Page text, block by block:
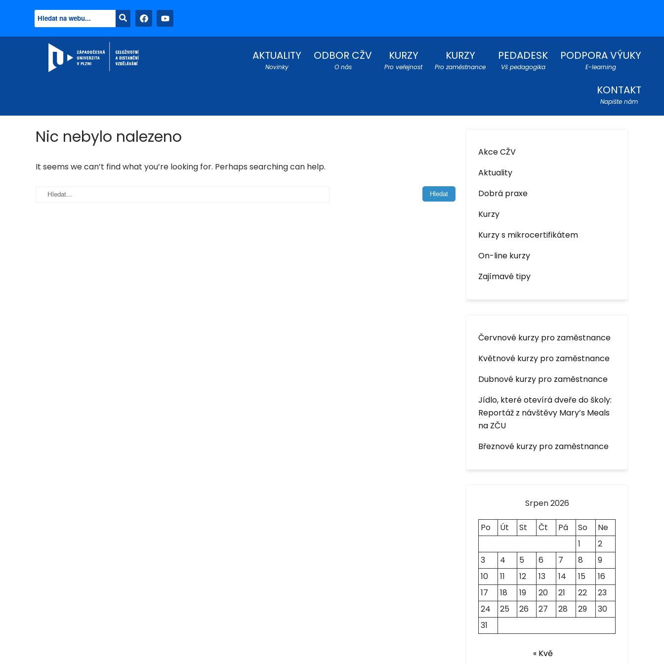
AKTUALITY
Novinky
ODBOR CŽV
O nás
KURZY
Pro veřejnost
KURZY
Pro zaměstnance
PEDADESK
Vš pedagogika
PODPORA VÝUKY
E-learning
KONTAKT
Napište nám
Nic nebylo nalezeno
It seems we can’t find what you’re looking for. Perhaps searching can help.
Akce CŽV
Aktuality
Dobrá praxe
Kurzy
Kurzy s mikrocertifikátem
On-line kurzy
Zajímavé tipy
Červnové kurzy pro zaměstnance
Květnové kurzy pro zaměstnance
Dubnové kurzy pro zaměstnance
Jídlo, které otevírá dveře do školy:
Reportáž z návštěvy Mary’s Meals
na ZČU
Březnové kurzy pro zaměstnance
Srpen 2026
Po Út St Čt Pá So
Ne
1
2
3
4 5 6 7 8
9
10
11 12 13 14 15
16
17
18 19 20 21 22
23
24
25 26 27 28 29
30
31
« Kvě